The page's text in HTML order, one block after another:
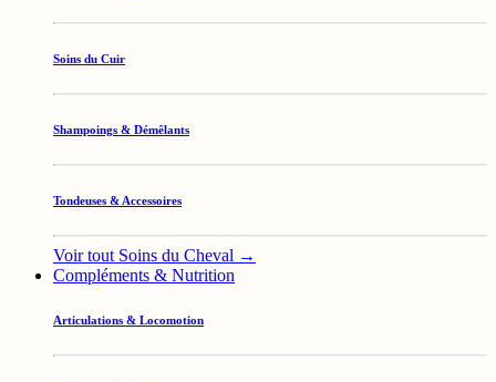
Soins du Cuir
Shampoings & Démêlants
Tondeuses & Accessoires
Voir tout Soins du Cheval →
Compléments & Nutrition
Articulations & Locomotion